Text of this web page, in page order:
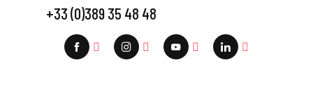
+33 (0)389 35 48 48